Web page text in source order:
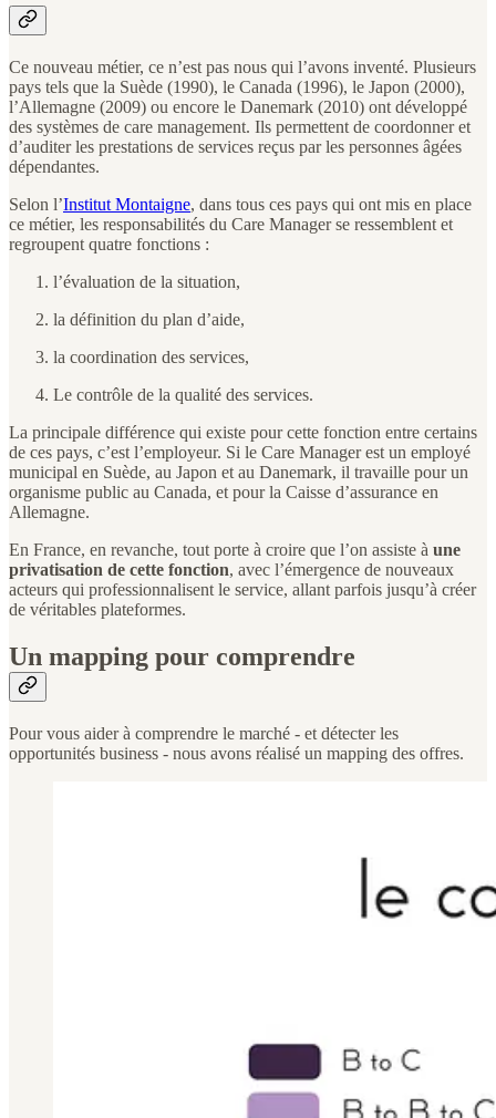
Ce nouveau métier, ce n’est pas nous qui l’avons inventé. Plusieurs
pays tels que la Suède (1990), le Canada (1996), le Japon (2000),
l’Allemagne (2009) ou encore le Danemark (2010) ont développé
des systèmes de care management. Ils permettent de coordonner et
d’auditer les prestations de services reçus par les personnes âgées
dépendantes.
Selon l’Institut Montaigne, dans tous ces pays qui ont mis en place
ce métier, les responsabilités du Care Manager se ressemblent et
regroupent quatre fonctions :
l’évaluation de la situation,
la définition du plan d’aide,
la coordination des services,
Le contrôle de la qualité des services.
La principale différence qui existe pour cette fonction entre certains
de ces pays, c’est l’employeur. Si le Care Manager est un employé
municipal en Suède, au Japon et au Danemark, il travaille pour un
organisme public au Canada, et pour la Caisse d’assurance en
Allemagne.
En France, en revanche, tout porte à croire que l’on assiste à une
privatisation de cette fonction, avec l’émergence de nouveaux
acteurs qui professionnalisent le service, allant parfois jusqu’à créer
de véritables plateformes.
Un mapping pour comprendre
Pour vous aider à comprendre le marché - et détecter les
opportunités business - nous avons réalisé un mapping des offres.